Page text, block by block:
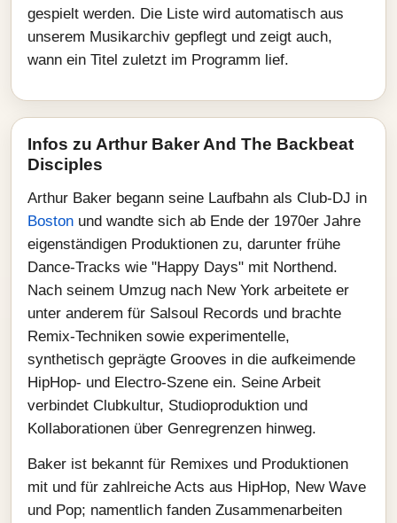
gespielt werden. Die Liste wird automatisch aus
unserem Musikarchiv gepflegt und zeigt auch,
wann ein Titel zuletzt im Programm lief.
Infos zu Arthur Baker And The Backbeat
Disciples
Arthur Baker begann seine Laufbahn als Club-DJ in
Boston und wandte sich ab Ende der 1970er Jahre
eigenständigen Produktionen zu, darunter frühe
Dance-Tracks wie "Happy Days" mit Northend.
Nach seinem Umzug nach New York arbeitete er
unter anderem für Salsoul Records und brachte
Remix-Techniken sowie experimentelle,
synthetisch geprägte Grooves in die aufkeimende
HipHop- und Electro-Szene ein. Seine Arbeit
verbindet Clubkultur, Studioproduktion und
Kollaborationen über Genregrenzen hinweg.
Baker ist bekannt für Remixes und Produktionen
mit und für zahlreiche Acts aus HipHop, New Wave
und Pop; namentlich fanden Zusammenarbeiten